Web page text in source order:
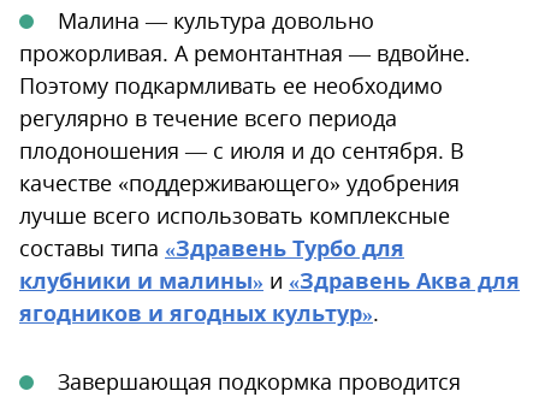
Малина — культура довольно
прожорливая. А ремонтантная — вдвойне.
Поэтому подкармливать ее необходимо
регулярно в течение всего периода
плодоношения — с июля и до сентября. В
качестве «поддерживающего» удобрения
лучше всего использовать комплексные
составы типа «Здравень Турбо для
клубники и малины» и «Здравень Аква для
ягодников и ягодных культур».
Завершающая подкормка проводится